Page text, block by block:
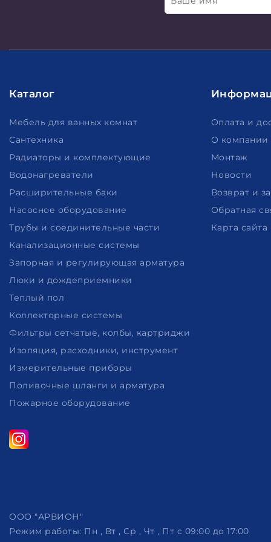
Каталог
Мебель для ванных комнат
Сантехника
Радиаторы и комплектующие
Водонагреватели
Расширительные баки
Насосное оборудование
Трубы и соединительные части
Канализационные системы
Запорная и регулирующая арматура
Люки и дождеприемники
Теплый пол
Коллекторные системы
Фильтры сетчатые, колбы, картриджи
Изоляция, расходники, инструмент
Измерительные приборы
Поливочные шланги и арматура
Пожарное оборудование
Оплата и
О компании
Монтаж
Новости
Возврат и
Обратная
Карта сайта
ООО "АРВИОН"
Режим работы: Пн , Вт , Ср , Чт , Пт c 09:00 до 17:00